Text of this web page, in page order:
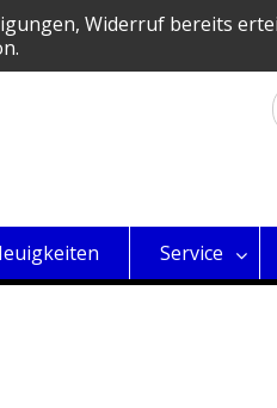
Service
Widerruf bereits